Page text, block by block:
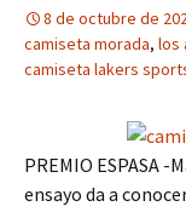
8 de octubre de
camiseta morada, los
camiseta lakers
PREMIO ESPASA
ensayo da a